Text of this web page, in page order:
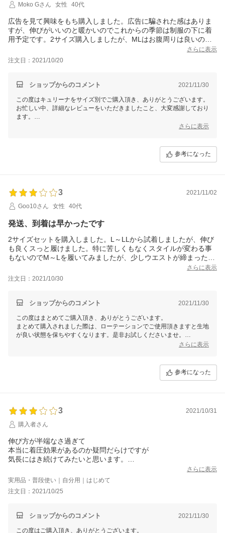
Moko Gさん
女性 40代
広告を見て興味をもち購入しました。広告に騙された感はありま
すが、伸びがいいのと暖かいのでこれからの季節は制服の下に着
用予定です。2サイズ購入しましたが、MLはお腹周りは良いので
すが太ももに食い込みズボンだと段差が分かります。L LLの方が
気にせず着れました。
さらに表示
注文日：2021/10/20
ショップからのコメント 2021/11/30
この度はキュリーナをサイズ別でご購入頂き、ありがとうございます。
お忙しい中、詳細なレビューをいただきましたこと、大変感謝しており
ます。
これからの寒い時期に温活グッズとしてもお役立て下さいませ。さらに表示
参考になった
3
2021/11/02
Goo10さん
女性 40代
発送、到着は早かったです
2サイズセットを購入しました。L～LLから試着しましたが、伸び
も良くスっと履けました。特に苦しくもなくスタイルが変わる事
もないのでM～Lを履いてみましたが、少しウエストが締まったぐ
らいでお腹はぽっこりしたままですね汗。太ももの段差もできま
す。骨盤ケアとカロリー消費を期待して履き続けてみようと思い
ます。効果がなければお高い商品かもしれませんが、レビュー書
います！
さらに表示
注文日：2021/10/30
ショップからのコメント 2021/11/30
この度はまとめてご購入頂き、ありがとうございます。
まとめて購入されました際は、ローテーションでご使用頂きますと生地
が良い状態を保ちやすくなります。是非お試しくださいませ。
ぜひこれからも継続してご利用いただき、お客様にとって嬉しい変化が
さらに表示
参考になった
3
2021/10/31
購入者さん
伸び方が半端なさ過ぎて
本当に着圧効果があるのか疑問だらけですが
気長にはき続けてみたいと思います。
良かったのになぁ。
さらに表示
実用品・普段使い｜自分用｜はじめて
注文日：2021/10/25
ショップからのコメント 2021/11/30
この度はご購入頂き、ありがとうございます。